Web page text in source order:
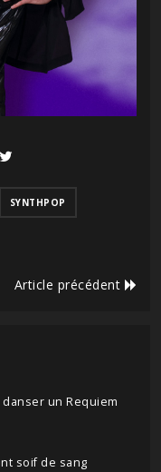
SYNTHPOP
Article précédent
danser un Requiem
soif de sang